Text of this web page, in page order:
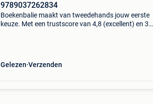
9789037262834
Boekenbalie maakt van tweedehands jouw eerste
keuze. Met een trustscore van 4,8 (excellent) en 30
Gelezen Verzenden